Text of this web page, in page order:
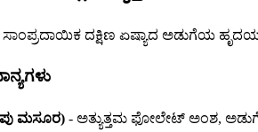
ಸಾಂಪ್ರದಾಯಿಕ ದಕ್ಷಿಣ ಏಷ್ಯಾದ ಅಡುಗೆಯ
ಮಸೂರ) - ಅತ್ಯುತ್ತಮ ಫೋಲೇಟ್ ಅಂಶ,